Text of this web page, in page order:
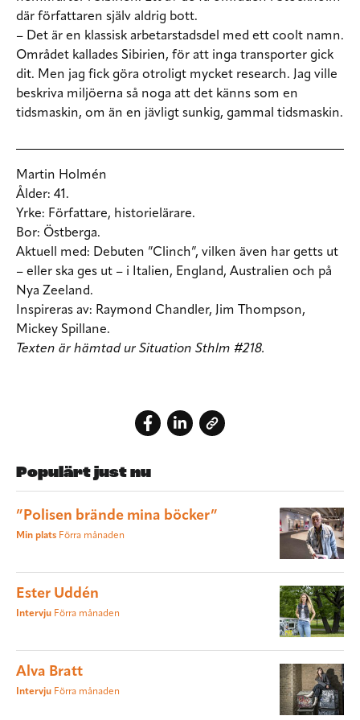
där författaren själv aldrig bott.
– Det är en klassisk arbetarstadsdel med ett coolt namn.
Området kallades Sibirien, för att inga transporter gick
dit. Men jag fick göra otroligt mycket research. Jag ville
beskriva miljöerna så noga att det känns som en
tidsmaskin, om än en jävligt sunkig, gammal tidsmaskin.
Martin Holmén
Ålder: 41.
Yrke: Författare, historielärare.
Bor: Östberga.
Aktuell med: Debuten ”Clinch”, vilken även har getts ut
– eller ska ges ut – i Italien, England, Australien och på
Nya Zeeland.
Inspireras av: Raymond Chandler, Jim Thompson,
Mickey Spillane.
Texten är hämtad ur Situation Sthlm #218.
Populärt just nu
”Polisen brände mina böcker”
Min plats Förra månaden
Ester Uddén
Intervju Förra månaden
Alva Bratt
Intervju Förra månaden